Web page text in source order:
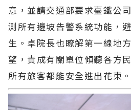
意，並請交通部要求臺鐵公
測所有邊坡告警系統功能，
生。卓院長也瞭解第一線地
望，責成有關單位傾聽各方
所有旅客都能安全進出花東。